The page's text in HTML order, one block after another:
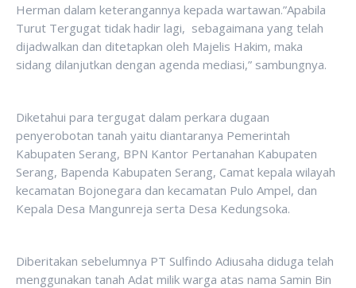
Herman dalam keterangannya kepada wartawan.”Apabila
Turut Tergugat tidak hadir lagi, sebagaimana yang telah
dijadwalkan dan ditetapkan oleh Majelis Hakim, maka
sidang dilanjutkan dengan agenda mediasi,” sambungnya.
Diketahui para tergugat dalam perkara dugaan
penyerobotan tanah yaitu diantaranya Pemerintah
Kabupaten Serang, BPN Kantor Pertanahan Kabupaten
Serang, Bapenda Kabupaten Serang, Camat kepala wilayah
kecamatan Bojonegara dan kecamatan Pulo Ampel, dan
Kepala Desa Mangunreja serta Desa Kedungsoka.
Diberitakan sebelumnya PT Sulfindo Adiusaha diduga telah
menggunakan tanah Adat milik warga atas nama Samin Bin